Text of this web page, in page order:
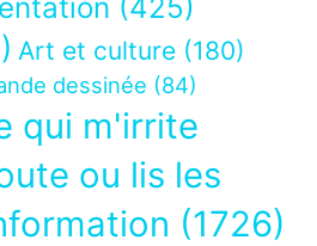
(425)
Art et culture (180)
dessinée (84)
qui m'irrite
ou lis les
(1726)